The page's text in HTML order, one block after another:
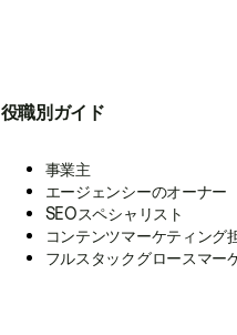
役職別ガイド
事業主
エージェンシーのオーナー
SEOスペシャリスト
コンテンツマーケティング
フルスタックグロースマー